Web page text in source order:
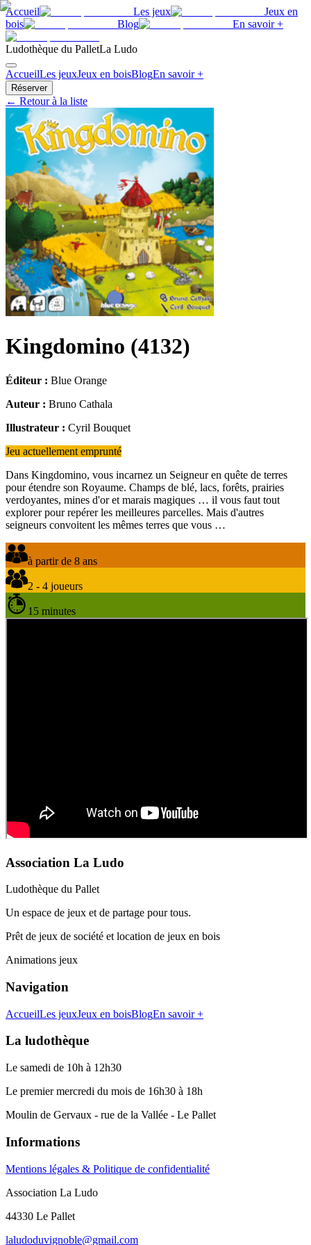
Accueil Les jeux
Jeux en
bois
Blog En savoir +
Ludothèque du PalletLa Ludo
AccueilLes jeuxJeux en boisBlogEn savoir +
Réserver
← Retour à la liste
Kingdomino (4132)
Éditeur : Blue Orange
Auteur : Bruno Cathala
Illustrateur : Cyril Bouquet
Jeu actuellement emprunté
Dans Kingdomino, vous incarnez un Seigneur en quête de terres
pour étendre son Royaume. Champs de blé, lacs, forêts, prairies
verdoyantes, mines d'or et marais magiques … il vous faut tout
explorer pour repérer les meilleures parcelles. Mais d'autres
seigneurs convoitent les mêmes terres que vous …
à partir de 8 ans
2 - 4 joueurs
15 minutes
Association La Ludo
Ludothèque du Pallet
Un espace de jeux et de partage pour tous.
Prêt de jeux de société et location de jeux en bois
Animations jeux
Navigation
AccueilLes jeuxJeux en boisBlogEn savoir +
La ludothèque
Le samedi de 10h à 12h30
Le premier mercredi du mois de 16h30 à 18h
Moulin de Gervaux - rue de la Vallée - Le Pallet
Informations
Mentions légales & Politique de confidentialité
Association La Ludo
44330 Le Pallet
laludoduvignoble@gmail.com